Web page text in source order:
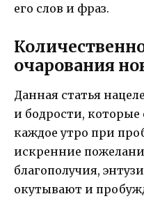
его слов и фраз.
очарования
Данная статья
и бодрости,
каждое утро при
искренние
благополучия,
окутывают и